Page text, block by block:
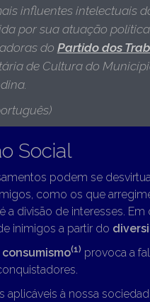
influentes intelectuais
por sua atuação
do Partido dos
de Cultura do
.
Social
podem se
como os que
a divisão de interesses.
inimigos a partir do
consumismo(1) provoca a
aplicáveis à nossa